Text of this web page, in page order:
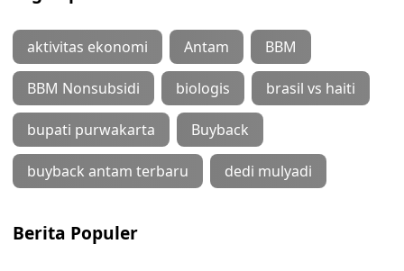
aktivitas ekonomi Antam BBM
BBM Nonsubsidi biologis brasil vs haiti
bupati purwakarta Buyback
buyback antam terbaru dedi mulyadi
Berita Populer